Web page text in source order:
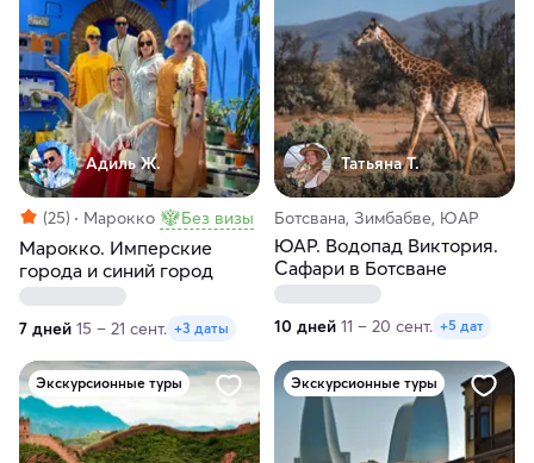
Адиль Ж.
(25) Марокко Без визы
Марокко. Имперские
города и синий город
7 дней 15 – 21 сент. +3 даты
Татьяна Т.
Ботсвана, Зимбабве, ЮАР
ЮАР. Водопад Виктория.
Сафари в Ботсване
10 дней 11 – 20 сент. +5 дат
Экскурсионные туры Экскурсионные туры